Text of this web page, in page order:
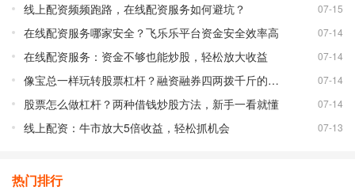
线上配资频频跑路，在线配资服务如何避坑？ 07-15
在线配资服务哪家安全？飞乐乐平台资金安全效率高 07-14
在线配资服务：资金不够也能炒股，轻松放大收益 07-14
像宝总一样玩转股票杠杆？融资融券四两拨千斤的秘密 07-14
股票怎么做杠杆？两种借钱炒股方法，新手一看就懂 07-14
线上配资：牛市放大5倍收益，轻松抓机会 07-13
热门排行